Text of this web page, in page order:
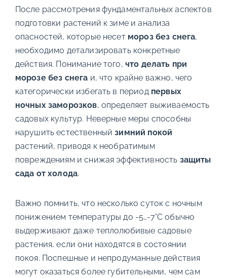
После рассмотрения фундаментальных аспектов
подготовки растений к зиме и анализа
опасностей, которые несет мороз без снега,
необходимо детализировать конкретные
действия. Понимание того, что делать при
морозе без снега и, что крайне важно, чего
категорически избегать в период первых
ночных заморозков, определяет выживаемость
садовых культур. Неверные меры способны
нарушить естественныйзимний покой
растений, приводя к необратимым
повреждениям и снижая эффективность защиты
сада от холода.
Важно помнить, что несколько суток с ночным
понижением температуры до -5…-7°С обычно
выдерживают даже теплолюбивые садовые
растения, если они находятся в состоянии
покоя. Поспешные и непродуманные действия
могут оказаться более губительными, чем сам